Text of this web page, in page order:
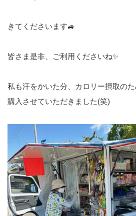
きてくださいます🚙
皆さま是非、ご利用くださいね✨
私も汗をかいた分、カロリー摂取の
購入させていただきました(笑)